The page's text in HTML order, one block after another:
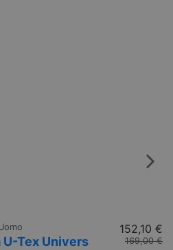
Tex Univers
152,10 €
169,00 €